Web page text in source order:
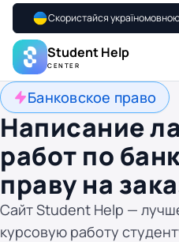
Скористайся
Student Help
CENTER
Банковское право
Написание
работ по
праву на
Сайт Student Help —
курсовую работу